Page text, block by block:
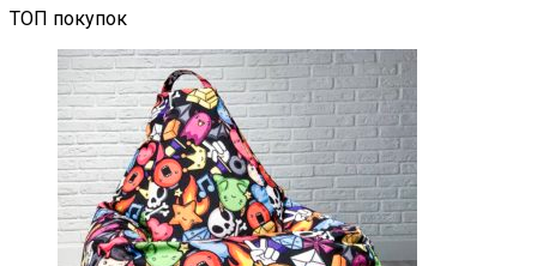
ТОП покупок